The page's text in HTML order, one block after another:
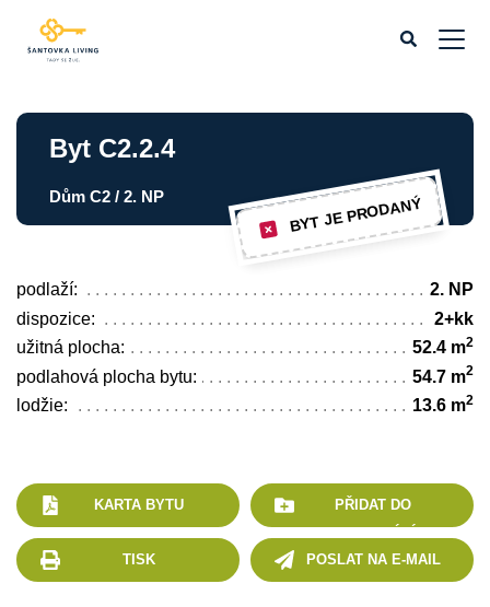
Byt C2.2.4
Dům C2 / 2. NP BYT JE PRODANÝ
podlaží:
2. NP
dispozice:
2+kk
užitná plocha:
52.4 m2
podlahová plocha bytu: 54.7 m2
lodžie: 13.6 m2
KARTA BYTU
PŘIDAT DO
TISK
POSLAT NA E-MAIL